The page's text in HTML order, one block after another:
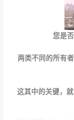
您是
两类不同的所有
这其中的关键，